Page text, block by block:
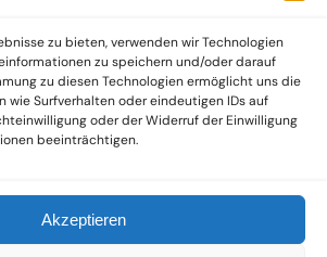
zu bieten, verwenden wir Technologien
zu speichern und/oder darauf
zu diesen Technologien ermöglicht uns die
wie Surfverhalten oder eindeutigen IDs auf
oder der Widerruf der Einwilligung
beeinträchtigen.
Akzeptieren
Plattform.
Auswahl an sowohl hochgradig
auch Mainstream-Titeln und -Formaten auf
Medien.
gebrauchte, nach Zustand bewertete
für unabhängige Künstler und
hochwertige, maßgeschneiderte Lösungen